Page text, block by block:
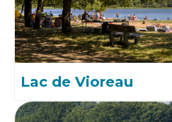
Lac de Vioreau